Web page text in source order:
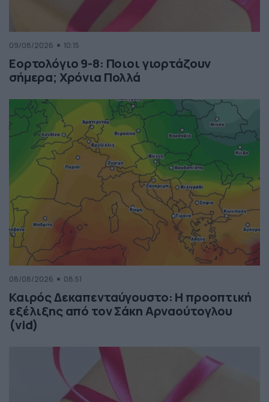
09/08/2026 10:15
Εορτολόγιο 9-8: Ποιοι γιορτάζουν
σήμερα; Χρόνια Πολλά
08/08/2026 08:51
Καιρός Δεκαπενταύγουστο: Η προοπτική
εξέλιξης από τον Σάκη Αρναούτογλου
(vid)